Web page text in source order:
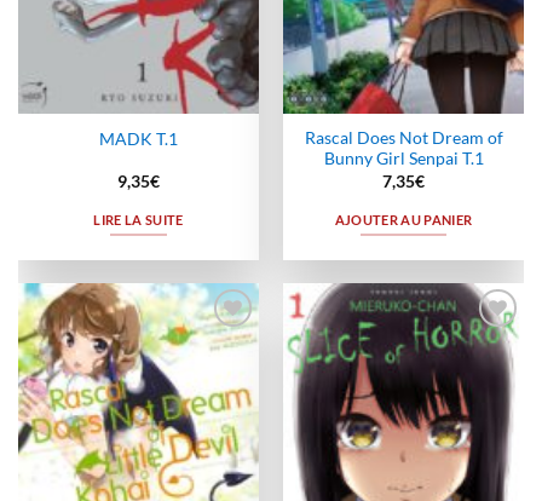
MADK T.1
9,35€
LIRE LA SUITE
Rascal Does Not Dream of
Bunny Girl Senpai T.1
7,35€
AJOUTER AU PANIER
Ajouter
Ajouter
à la